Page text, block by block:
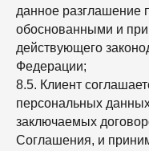
данное разглашение
обоснованными и
действующего
Федерации;
8.5. Клиент
персональных
заключаемых
Соглашения, и